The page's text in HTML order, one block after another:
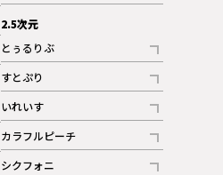
記事
2.5次元
とぅるりぶ
記事
すとぷり
記事
ギャラリー
いれいす
記事
ギャラリー
カラフルピーチ
記事
シクフォニ